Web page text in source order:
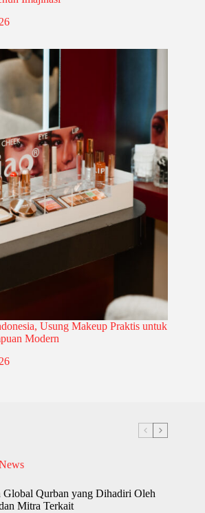
Usung Makeup Praktis untuk
Modern
Global Qurban yang Dihadiri Oleh
Mitra Terkait